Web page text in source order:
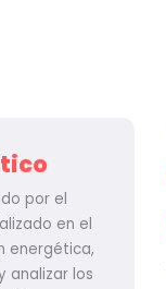
por el
en el
energética,
analizar los